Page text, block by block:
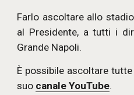
Farlo ascoltare allo
al Presidente, a tutti i
Grande Napoli.
È possibile ascoltare
suo canale YouTube.